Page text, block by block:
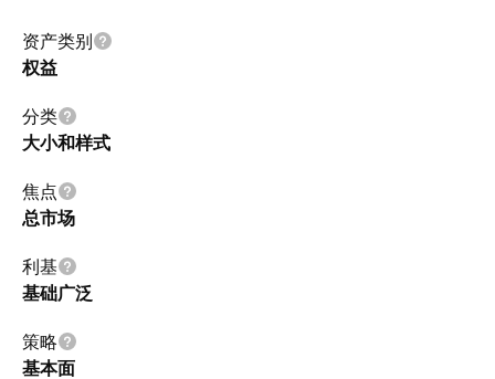
资产类别
权益
分类
大小和样式
焦点
总市场
利基
基础广泛
策略
基本面